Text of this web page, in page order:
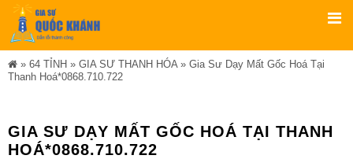
» 64 TỈNH » GIA SƯ THANH HÓA» Gia Sư Dạy Mất Gốc Hoá Tại
Thanh Hoá*0868.710.722
GIA SƯ DẠY MẤT GỐC HOÁ TẠI THANH
HOÁ*0868.710.722